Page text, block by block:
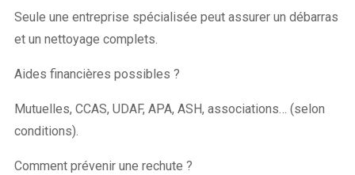
Seule une entreprise spécialisée peut assurer un débarras
et un nettoyage complets.
Aides financières possibles ?
Mutuelles, CCAS, UDAF, APA, ASH, associations… (selon
conditions).
Comment prévenir une rechute ?